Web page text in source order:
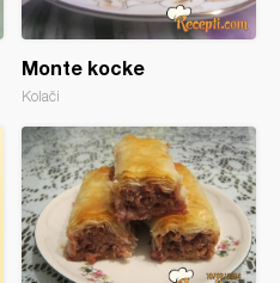
Monte kocke
Kolači